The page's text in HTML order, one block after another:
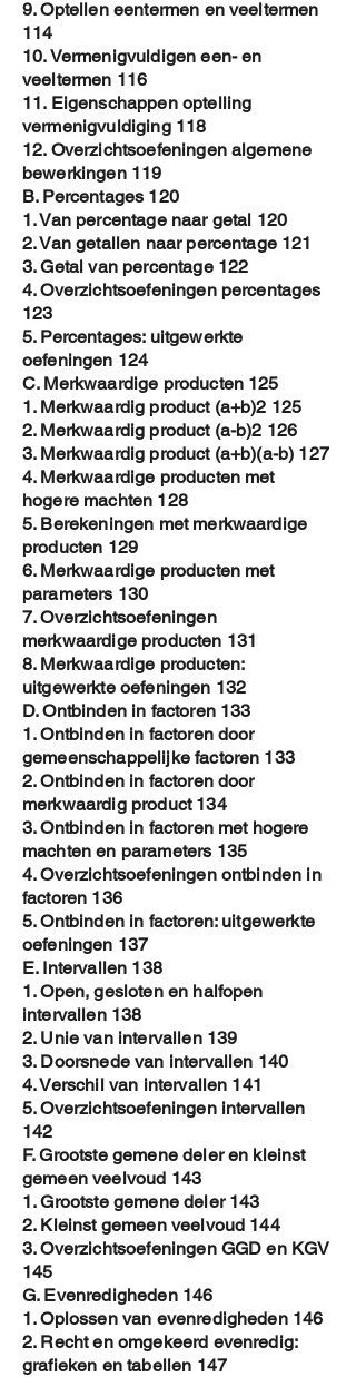
9. Optellen eentermen en veeltermen
114
10. Vermenigvuldigen een- en
veeltermen 116
11. Eigenschappen optelling
vermenigvuldiging 118
12. Overzichtsoefeningen algemene
bewerkingen 119
B. Percentages 120
1. Van percentage naar getal 120
2. Van getallen naar percentage 121
3. Getal van percentage 122
4. Overzichtsoefeningen percentages
123
5. Percentages: uitgewerkte
oefeningen 124
C. Merkwaardige producten 125
1. Merkwaardig product (a+b)2 125
2. Merkwaardig product (a-b)2 126
3. Merkwaardig product (a+b)(a-b) 127
4. Merkwaardige producten met
hogere machten 128
5. Berekeningen met merkwaardige
producten 129
6. Merkwaardige producten met
parameters 130
7. Overzichtsoefeningen
merkwaardige producten 131
8. Merkwaardige producten:
uitgewerkte oefeningen 132
D. Ontbinden in factoren 133
1. Ontbinden in factoren door
gemeenschappelijke factoren 133
2. Ontbinden in factoren door
merkwaardig product 134
3. Ontbinden in factoren met hogere
machten en parameters 135
4. Overzichtsoefeningen ontbinden in
factoren 136
5. Ontbinden in factoren: uitgewerkte
oefeningen 137
E. Intervallen 138
1. Open, gesloten en halfopen
intervallen 138
2. Unie van intervallen 139
3. Doorsnede van intervallen 140
4. Verschil van intervallen 141
5. Overzichtsoefeningen intervallen
142
F. Grootste gemene deler en kleinst
gemeen veelvoud 143
1. Grootste gemene deler 143
2. Kleinst gemeen veelvoud 144
3. Overzichtsoefeningen GGD en KGV
145
G. Evenredigheden 146
1. Oplossen van evenredigheden 146
2. Recht en omgekeerd evenredig:
grafieken en tabellen 147